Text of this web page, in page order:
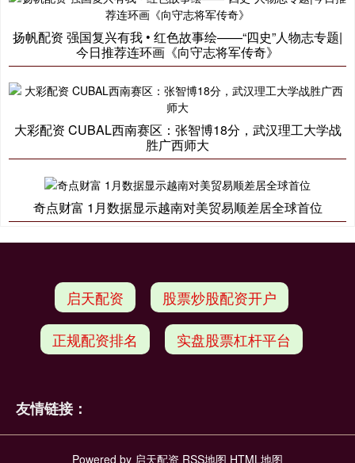
扬帆配资 强国复兴有我 • 红色故事绘——“四史”人物志专题|
今日推荐连环画《向守志将军传奇》
大彩配资 CUBAL西南赛区：张智博18分，武汉理工大学战
胜广西师大
奇点财富 1月数据显示越南对美贸易顺差居全球首位
启天配资 股票炒股配资开户
正规配资排名 实盘股票杠杆平台
友情链接：
Powered by 启天配资 RSS地图 HTML地图